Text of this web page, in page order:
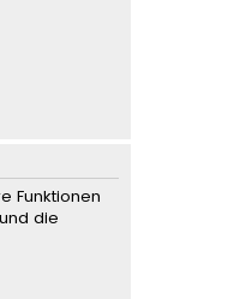
Funktionen
die